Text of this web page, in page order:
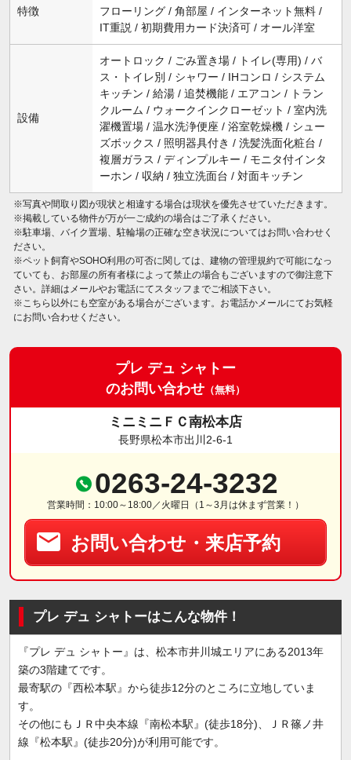
特徴
フローリング / 角部屋 / インターネット無料 /
IT重説 / 初期費用カード決済可 / オール洋室
設備
オートロック / ごみ置き場 / トイレ(専用) / バ
ス・トイレ別 / シャワー / IHコンロ / システム
キッチン / 給湯 / 追焚機能 / エアコン / トラン
クルーム / ウォークインクローゼット / 室内洗
濯機置場 / 温水洗浄便座 / 浴室乾燥機 / シュー
ズボックス / 照明器具付き / 洗髪洗面化粧台 /
複層ガラス / ディンプルキー / モニタ付インタ
ーホン / 収納 / 独立洗面台 / 対面キッチン
※写真や間取り図が現状と相違する場合は現状を優先させていただきます。
※掲載している物件が万が一ご成約の場合はご了承ください。
※駐車場、バイク置場、駐輪場の正確な空き状況についてはお問い合わせく
ださい。
※ペット飼育やSOHO利用の可否に関しては、建物の管理規約で可能になっ
ていても、お部屋の所有者様によって禁止の場合もございますので御注意下
さい。詳細はメールやお電話にてスタッフまでご相談下さい。
※こちら以外にも空室がある場合がございます。お電話かメールにてお気軽
にお問い合わせください。
プレ デュ シャトー
のお問い合わせ （無料）
ミニミニＦＣ南松本店
長野県松本市出川2-6-1
0263-24-3232
営業時間：10:00～18:00／火曜日（1～3月は休まず営業！）
お問い合わせ・来店予約
プレ デュ シャトーはこんな物件！
『プレ デュ シャトー』は、松本市井川城エリアにある2013年
築の3階建てです。
最寄駅の『西松本駅』から徒歩12分のところに立地していま
す。
その他にもＪＲ中央本線『南松本駅』(徒歩18分)、ＪＲ篠ノ井
線『松本駅』(徒歩20分)が利用可能です。